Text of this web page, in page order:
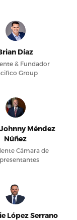
Díaz
& Fundador
Group
Méndez
Núñez
Cámara de
López Serrano